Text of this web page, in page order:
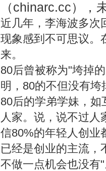
（chinarc.cc），
近几年，李海波多次
现象感到不可思议。
来。
80后曾被称为"垮掉
明，80的不但没有
80后的学弟学妹，
人家。说，说不过
信80%的年轻人创业
已经是创业的主流，
不做一点机会也没有